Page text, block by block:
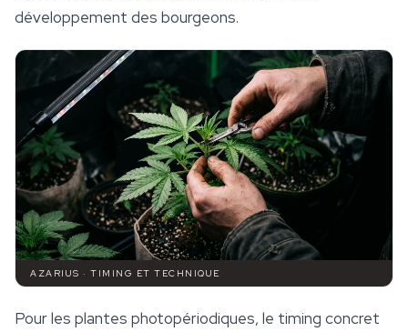
développement des bourgeons.
AZARIUS · TIMING ET TECHNIQUE
Pour les plantes photopériodiques, le timing concret